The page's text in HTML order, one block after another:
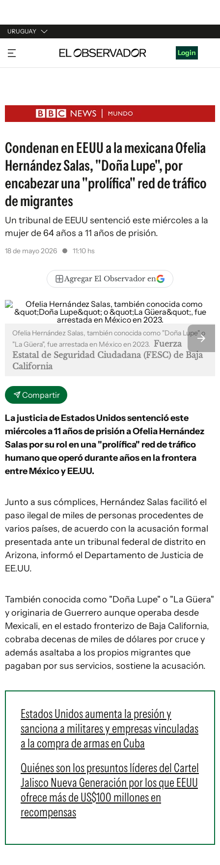
URUGUAY
URUGUAY
ARGENTINA
ESTADOS UNIDOS
Login
Condenan en EEUU a la mexicana Ofelia
Hernández Salas, "Doña Lupe", por
encabezar una "prolífica" red de tráfico
de migrantes
Un tribunal de EEUU sentenció este miércoles a la
mujer de 64 años a 11 años de prisión.
18 de mayo 2026 11:10 hs
Agregar El Observador en
Ofelia Hernández Salas, también conocida como "Doña Lupe" o
"La Güera", fue arrestada en México en 2023. Fuerza
Estatal de Seguridad Ciudadana (FESC) de Baja
California
Compartir
La justicia de Estados Unidos sentenció este
miércoles a 11 años de prisión a Ofelia Hernández
Salas por su rol en una "prolífica" red de tráfico
humano que operó durante años en la frontera
entre México y EE.UU.
Junto a sus cómplices, Hernández Salas facilitó el
paso ilegal de miles de personas procedentes de
varios países, de acuerdo con la acusación formal
presentada ante un tribunal federal de distrito en
Arizona, informó el Departamento de Justicia de
EE.UU.
También conocida como "Doña Lupe" o "La Güera"
y originaria de Guerrero aunque operaba desde
Mexicali, en el estado fronterizo de Baja California,
cobraba decenas de miles de dólares por cruce y
además asaltaba a los propios migrantes que
pagaban por sus servicios, sostiene la acusación.
Estados Unidos aumenta la presión y
sanciona a militares y empresas vinculadas
a la compra de armas en Cuba
Quiénes son los presuntos líderes del Cartel
Jalisco Nueva Generación por los que EEUU
ofrece más de US$100 millones en
recompensas